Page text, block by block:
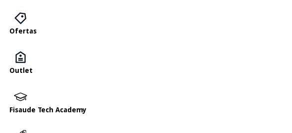
Ofertas
Outlet
Fisaude Tech Academy